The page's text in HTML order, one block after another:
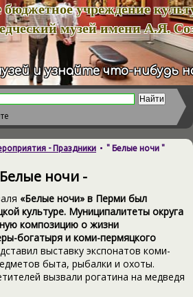
учреждение
музей имени А.Я.
и узнайте что-нибудь
- Праздники • " Белые ночи "
ночи -
«Белые ночи» в Перми был
культуре. Муниципалитеты округа
композицию о жизни
богатыря и коми-пермяцкого
выставку экспонатов коми-
быта, рыбалки и охоты.
вызвали рогатина на медведя